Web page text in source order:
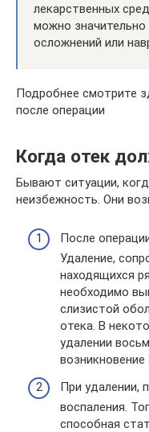
лекарственных
можно значительно
осложнений или
Подробнее смотрите
после операции
Когда отек
Бывают ситуации,
неизбежность. Они
После
Удаление,
находящихся
необходимо
слизистой
отека. В
удалении
При удалении,
воспаления.
способная